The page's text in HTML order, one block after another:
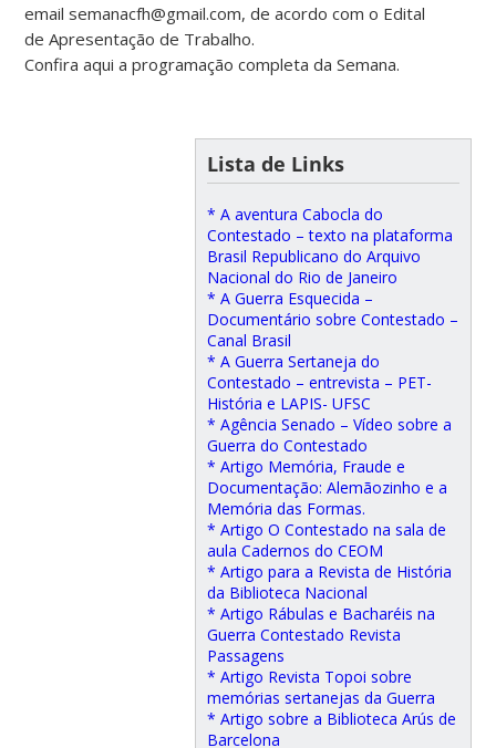
email semanacfh@gmail.com, de acordo com o Edital
de Apresentação de Trabalho.
Confira aqui a programação completa da Semana.
Lista de Links
* A aventura Cabocla do
Contestado – texto na plataforma
Brasil Republicano do Arquivo
Nacional do Rio de Janeiro
* A Guerra Esquecida –
Documentário sobre Contestado –
Canal Brasil
* A Guerra Sertaneja do
Contestado – entrevista – PET-
História e LAPIS- UFSC
* Agência Senado – Vídeo sobre a
Guerra do Contestado
* Artigo Memória, Fraude e
Documentação: Alemãozinho e a
Memória das Formas.
* Artigo O Contestado na sala de
aula Cadernos do CEOM
* Artigo para a Revista de História
da Biblioteca Nacional
* Artigo Rábulas e Bacharéis na
Guerra Contestado Revista
Passagens
* Artigo Revista Topoi sobre
memórias sertanejas da Guerra
* Artigo sobre a Biblioteca Arús de
Barcelona